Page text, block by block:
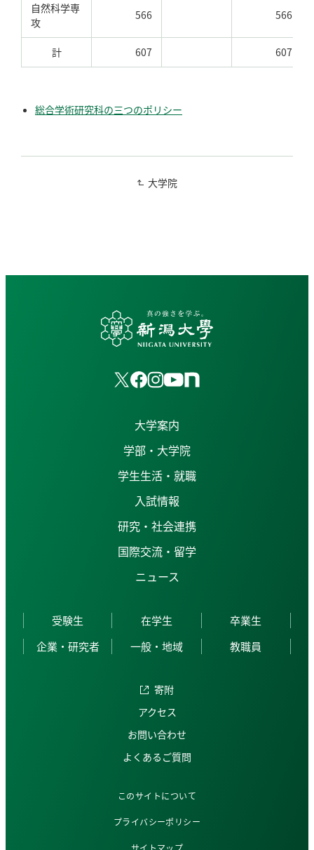
自然科学専
攻
566 566
計 607 607
総合学術研究科の三つのポリシー
大学院
大学案内
学部・大学院
学生生活・就職
入試情報
研究・社会連携
国際交流・留学
ニュース
受験生 在学生
卒業生
企業・研究者
一般・地域 教職員
寄附
アクセス
お問い合わせ
よくあるご質問
このサイトについて
プライバシーポリシー
サイトマップ